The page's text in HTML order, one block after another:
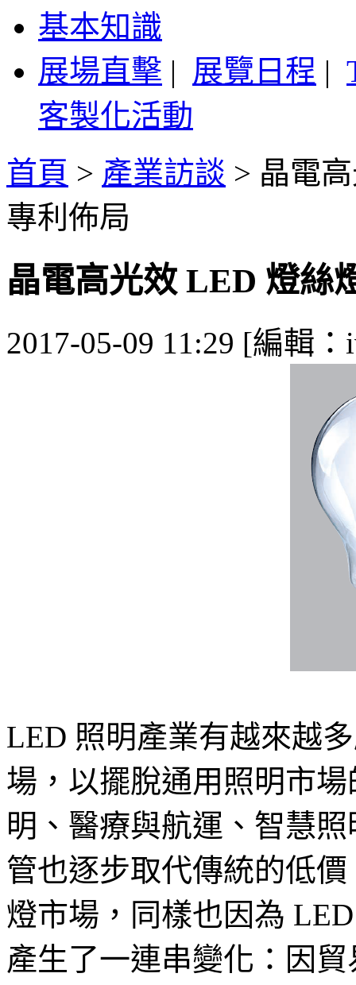
基本知識
展場直擊 | 展覽日程 |
客製化活動
首頁 > 產業訪談 > 晶電
專利佈局
晶電高光效 LED 燈絲
2017-05-09 11:29 [編輯：
LED 照明產業有越來越
場，以擺脫通用照明市
明、醫療與航運、智慧
管也逐步取代傳統的低
燈市場，同樣也因為
產生了一連串變化：因